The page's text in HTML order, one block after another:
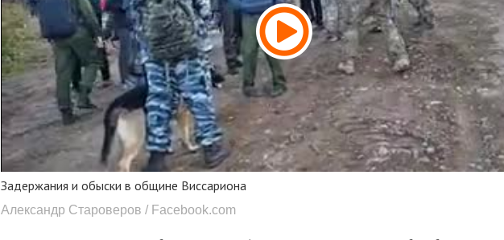
Задержания и обыски в общине Виссариона
Александр Староверов / Facebook.com